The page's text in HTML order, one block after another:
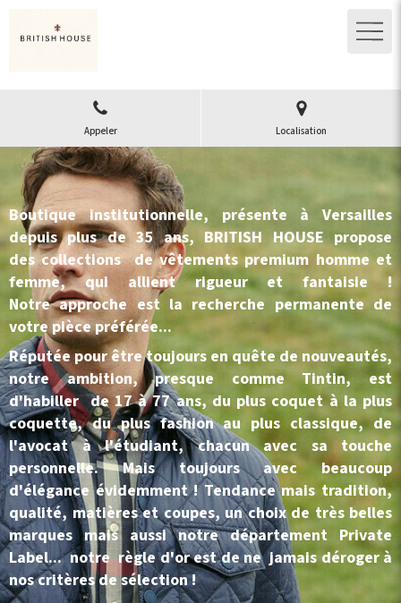
Appeler Localisation
Boutique institutionnelle, présente à Versailles
depuis plus de 35 ans, BRITISH HOUSE propose
des collections de vêtements premium homme et
femme, qui allient rigueur et fantaisie !
Notre approche est la recherche permanente de
votre pièce préférée...
Réputée pour être toujours en quête de nouveautés,
notre ambition, presque comme Tintin, est
d'habiller de 17 à 77 ans, du plus coquet à la plus
coquette, du plus fashion au plus classique, de
l'avocat à l'étudiant, chacun avec sa touche
personnelle. Mais toujours avec beaucoup
d'élégance évidemment ! Tendance mais tradition,
qualité, matières et coupes, un choix de très belles
marques mais aussi notre département Private
Label... notre règle d'or est de ne jamais déroger à
nos critères de sélection !